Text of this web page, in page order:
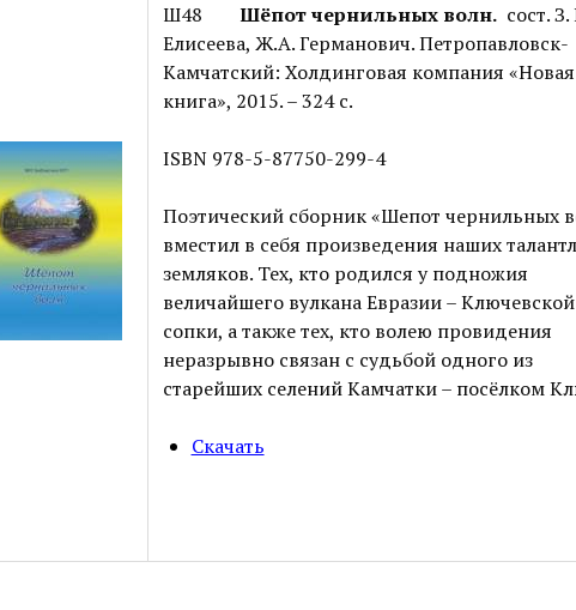
Ш48Шёпот чернильных волн.сост. З.
Елисеева, Ж.А. Германович. Петропавловск-
Камчатский: Холдинговая компания «Новая
книга», 2015. – 324 с.
ISBN 978-5-87750-299-4
Поэтический сборник «Шепот чернильных
вместил в себя произведения наших
земляков. Тех, кто родился у подножия
величайшего вулкана Евразии – Ключевской
сопки, а также тех, кто волею провидения
неразрывно связан с судьбой одного из
старейших селений Камчатки – посёлком
Скачать